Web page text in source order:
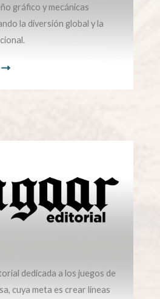
gráfico y mecánicas
la diversión global y la
dedicada a los juegos de
cuya meta es crear líneas